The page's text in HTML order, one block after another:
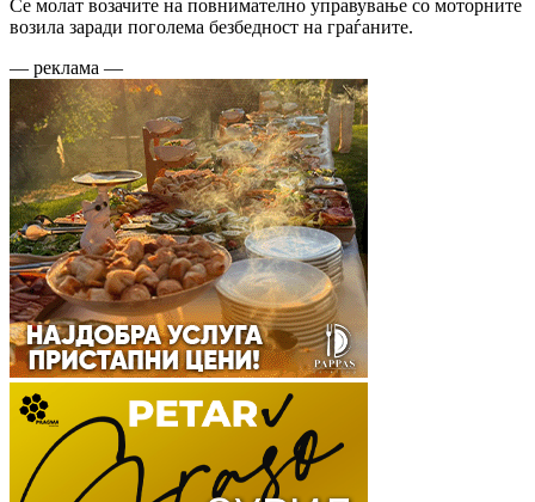
Се молат возачите на повнимателно управување со моторните
возила заради поголема безбедност на граѓаните.
— реклама —